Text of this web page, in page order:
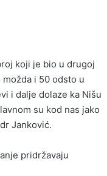
koji je bio u drugoj
i 50 odsto u
i dalje dolaze ka Nišu
su kod nas jako
Janković.
pridržavaju